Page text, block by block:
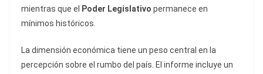
mientras que el
Poder Legislativo permanece en
mínimos históricos.
La dimensión económica tiene un peso central en la
percepción sobre el rumbo del país. El informe incluye un